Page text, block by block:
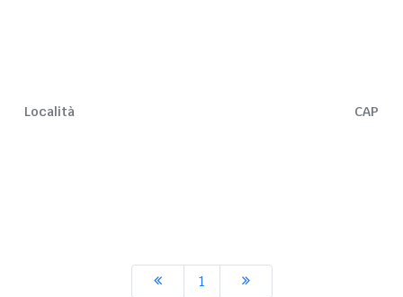
Località CAP
1